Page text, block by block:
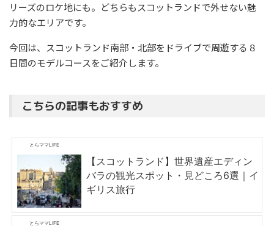
リーズのロケ地にも。どちらもスコットランドで外せない魅
力的なエリアです。
今回は、スコットランド南部・北部をドライブで周遊する８
日間のモデルコースをご紹介します。
こちらの記事もおすすめ
とらママLIFE
【スコットランド】世界遺産エディン
バラの観光スポット・見どころ6選｜イ
ギリス旅行
とらママLIFE